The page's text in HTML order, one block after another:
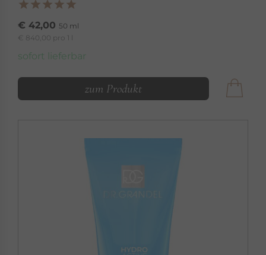
€ 42,00 50 ml
€ 840,00 pro 1 l
sofort lieferbar
zum Produkt